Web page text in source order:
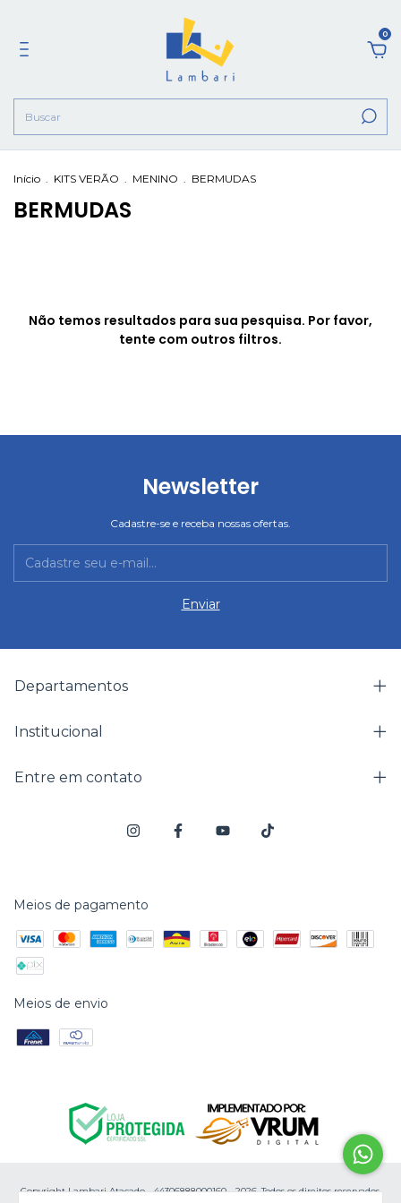
0
Início . KITS VERÃO . MENINO . BERMUDAS
BERMUDAS
Não temos resultados para sua pesquisa. Por favor,
tente com outros filtros.
Newsletter
Cadastre-se e receba nossas ofertas.
Departamentos
Institucional
Entre em contato
Meios de pagamento
Meios de envio
Copyright Lambari Atacado - 44306888000160 - 2026. Todos os direitos reservados.